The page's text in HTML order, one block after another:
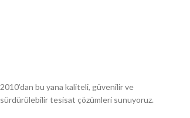
2010’dan bu yana kaliteli, güvenilir ve
sürdürülebilir tesisat çözümleri sunuyoruz.